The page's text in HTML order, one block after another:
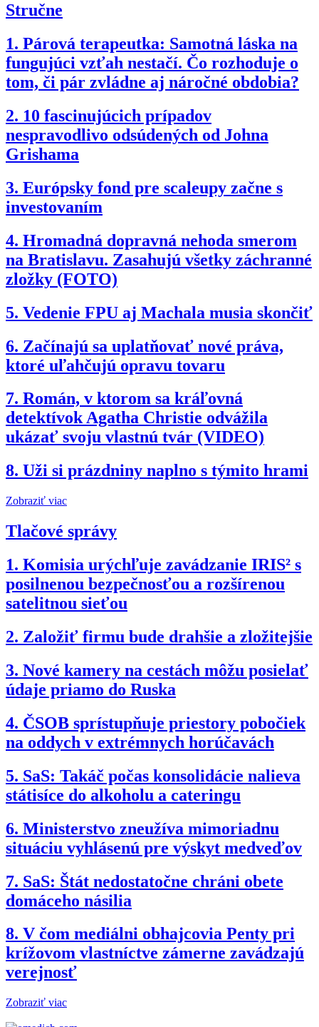
Stručne
1. Párová terapeutka: Samotná láska na
fungujúci vzťah nestačí. Čo rozhoduje o
tom, či pár zvládne aj náročné obdobia?
2. 10 fascinujúcich prípadov
nespravodlivo odsúdených od Johna
Grishama
3. Európsky fond pre scaleupy začne s
investovaním
4. Hromadná dopravná nehoda smerom
na Bratislavu. Zasahujú všetky záchranné
zložky (FOTO)
5. Vedenie FPU aj Machala musia skončiť
6. Začínajú sa uplatňovať nové práva,
ktoré uľahčujú opravu tovaru
7. Román, v ktorom sa kráľovná
detektívok Agatha Christie odvážila
ukázať svoju vlastnú tvár (VIDEO)
8. Uži si prázdniny naplno s týmito hrami
Zobraziť viac
Tlačové správy
1. Komisia urýchľuje zavádzanie IRIS² s
posilnenou bezpečnosťou a rozšírenou
satelitnou sieťou
2. Založiť firmu bude drahšie a zložitejšie
3. Nové kamery na cestách môžu posielať
údaje priamo do Ruska
4. ČSOB sprístupňuje priestory pobočiek
na oddych v extrémnych horúčavách
5. SaS: Takáč počas konsolidácie nalieva
státisíce do alkoholu a cateringu
6. Ministerstvo zneužíva mimoriadnu
situáciu vyhlásenú pre výskyt medveďov
7. SaS: Štát nedostatočne chráni obete
domáceho násilia
8. V čom mediálni obhajcovia Penty pri
krížovom vlastníctve zámerne zavádzajú
verejnosť
Zobraziť viac